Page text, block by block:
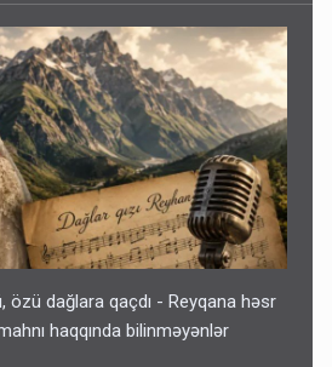
özü dağlara qaçdı - Reyqana həsr
haqqında bilinməyənlər